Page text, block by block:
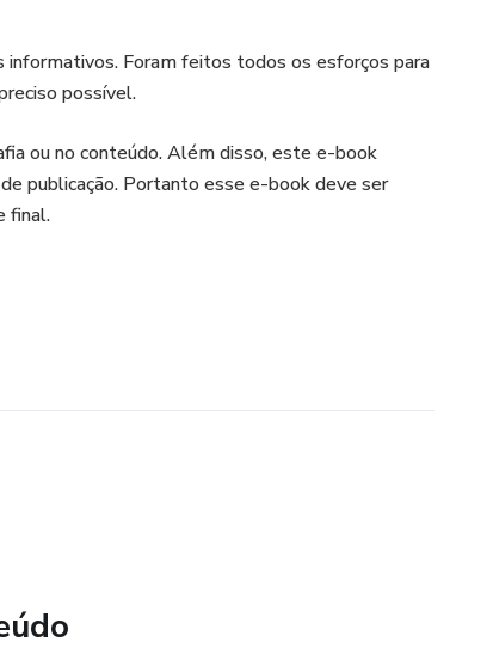
Foram feitos todos os esforços para
possível.
ou no conteúdo. Além disso, este e-book
publicação. Portanto esse e-book deve ser
final.